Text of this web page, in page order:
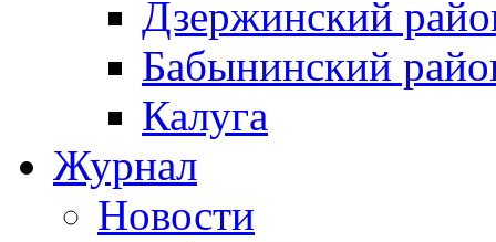
Дзержинский
Бабынинский
Калуга
Журнал
Новости